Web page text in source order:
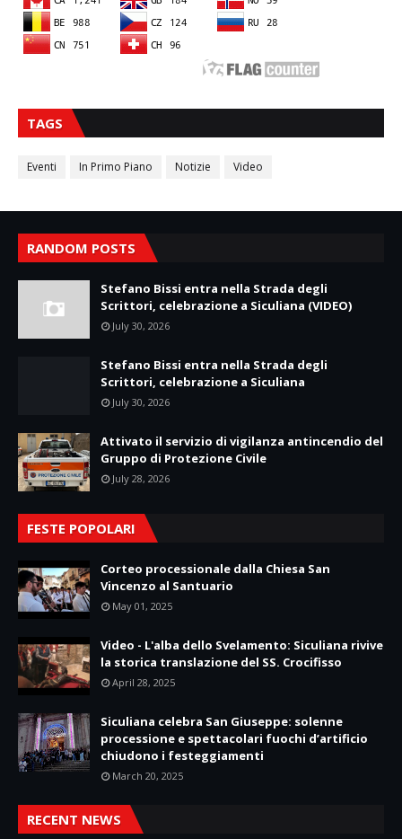
TAGS
Eventi In Primo Piano Notizie Video
RANDOM POSTS
Stefano Bissi entra nella Strada degli
Scrittori, celebrazione a Siculiana (VIDEO)
July 30, 2026
Stefano Bissi entra nella Strada degli
Scrittori, celebrazione a Siculiana
July 30, 2026
Attivato il servizio di vigilanza antincendio del
Gruppo di Protezione Civile
July 28, 2026
FESTE POPOLARI
Corteo processionale dalla Chiesa San
Vincenzo al Santuario
May 01, 2025
Video - L'alba dello Svelamento: Siculiana rivive
la storica translazione del SS. Crocifisso
April 28, 2025
Siculiana celebra San Giuseppe: solenne
processione e spettacolari fuochi d’artificio
chiudono i festeggiamenti
March 20, 2025
RECENT NEWS